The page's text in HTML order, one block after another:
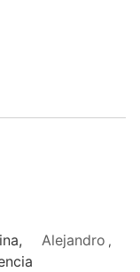
Alejandro ,